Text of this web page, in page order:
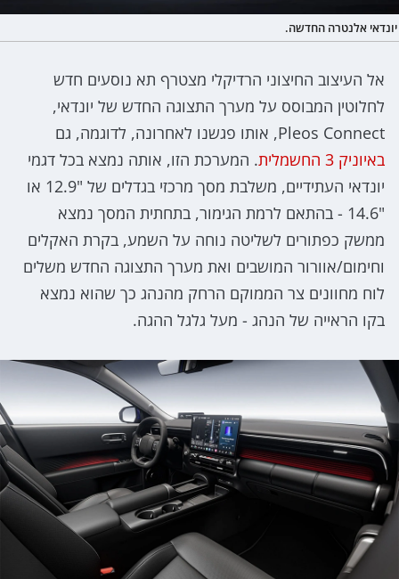
יונדאי אלנטרה החדשה.
אל העיצוב החיצוני הרדיקלי מצטרף תא נוסעים חדש
לחלוטין המבוסס על מערך התצוגה החדש של יונדאי,
Pleos Connect, אותו פגשנו לאחרונה, לדוגמה, גם
באיוניק 3 החשמלית
. המערכת הזו, אותה נמצא בכל דגמי
יונדאי העתידיים, משלבת מסך מרכזי בגדלים של "12.9 או
"14.6 - בהתאם לרמת הגימור, בתחתית המסך נמצא
ממשק כפתורים לשליטה נוחה על השמע, בקרת האקלים
וחימום/אוורור המושבים ואת מערך התצוגה החדש משלים
לוח מחוונים צר הממוקם הרחק מהנהג כך שהוא נמצא
בקו הראייה של הנהג - מעל גלגל ההגה.